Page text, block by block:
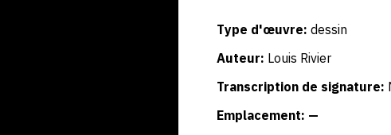
Type d'œuvre: dessin
Auteur: Louis Rivier
Transcription de signature:
Emplacement: —